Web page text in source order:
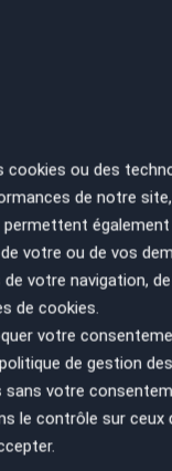
cookies ou des
de notre
votre ou de vos
votre navigation,
de cookies.
votre
politique de gestion
votre
le contrôle sur